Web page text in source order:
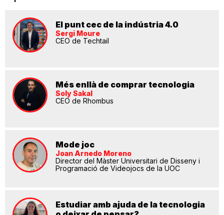
El punt cec de la indústria 4.0
Sergi Moure
CEO de Techtail
Més enllà de comprar tecnologia
Soly Sakal
CEO de Rhombus
Mode joc
Joan Arnedo Moreno
Director del Màster Universitari de Disseny i
Programació de Videojocs de la UOC
Estudiar amb ajuda de la tecnologia